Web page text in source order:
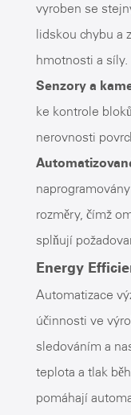
vyroben se
lidskou chybu a
hmotnosti a síly.
Senzory a
ke kontrole
nerovnosti
rozměry, čímž
splňují
Energy
Automatizace
účinnosti ve
sledováním a
teplota a tlak
pomáhají